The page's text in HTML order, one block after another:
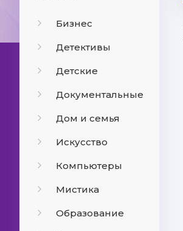
Бизнес
Детективы
Детские
Документальные
Дом и семья
Искусство
Компьютеры
Мистика
Образование